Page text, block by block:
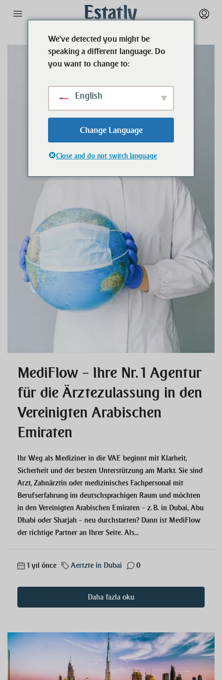
MediFlow – Ihre Nr. 1 Agentur
für die Ärztezulassung in den
Vereinigten Arabischen
Emiraten
Ihr Weg als Mediziner in die VAE beginnt mit Klarheit,
Sicherheit und der besten Unterstützung am Markt. Sie sind
Arzt, Zahnärztin oder medizinisches Fachpersonal mit
Berufserfahrung im deutschsprachigen Raum und möchten
in den Vereinigten Arabischen Emiraten – z. B. in Dubai, Abu
Dhabi oder Sharjah – neu durchstarten? Dann ist MediFlow
der richtige Partner an Ihrer Seite. Als...
1 yıl önce Aertzte in Dubai 0
Daha fazla oku
We've detected you might be
speaking a different language. Do
you want to change to:
English
Change Language
Close and do not switch language